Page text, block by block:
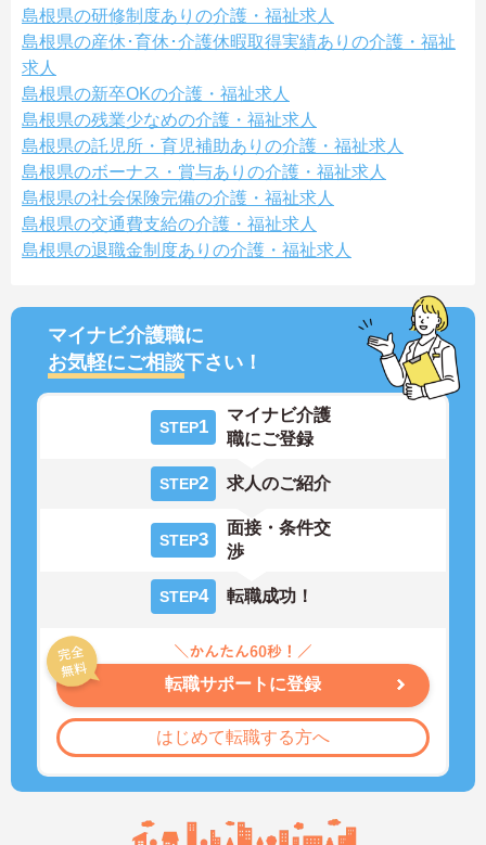
島根県の研修制度ありの介護・福祉求人
島根県の産休･育休･介護休暇取得実績ありの介護・福祉
求人
島根県の新卒OKの介護・福祉求人
島根県の残業少なめの介護・福祉求人
島根県の託児所・育児補助ありの介護・福祉求人
島根県のボーナス・賞与ありの介護・福祉求人
島根県の社会保険完備の介護・福祉求人
島根県の交通費支給の介護・福祉求人
島根県の退職金制度ありの介護・福祉求人
マイナビ介護職に
お気軽にご相談下さい！
STEP1
マイナビ介護
職にご登録
STEP2 求人のご紹介
STEP3
面接・条件交
渉
STEP4 転職成功！
転職サポートに登録
はじめて転職する方へ